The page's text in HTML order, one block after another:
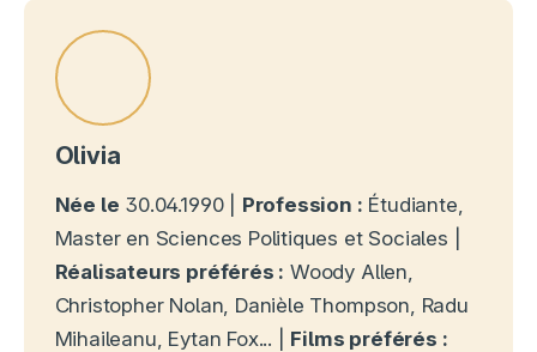
Olivia
Née le 30.04.1990 | Profession : Étudiante,
Master en Sciences Politiques et Sociales |
Réalisateurs préférés : Woody Allen,
Christopher Nolan, Danièle Thompson, Radu
Mihaileanu, Eytan Fox... | Films préférés :